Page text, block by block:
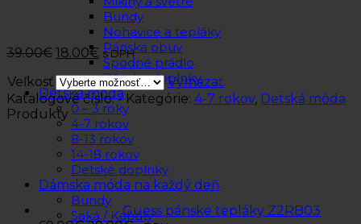
Bundy
Nohavice a tepláky
Pánska obuv
Spodné prádlo
Pánske doplnky
Detská móda
0 – 3 roky
4-7 rokov
8-13 rokov
14-18 rokov
Detské doplnky
Dámska móda na každý deň
Bundy
Saká / Kabáty
39.00€ 18.00€ s DPH
Veľkosť
Vymazať
Katalógové číslo:- Kategórie: 4-7 rokov, Detská móda
Produkty
Guess pánske tepláky Z2RB03